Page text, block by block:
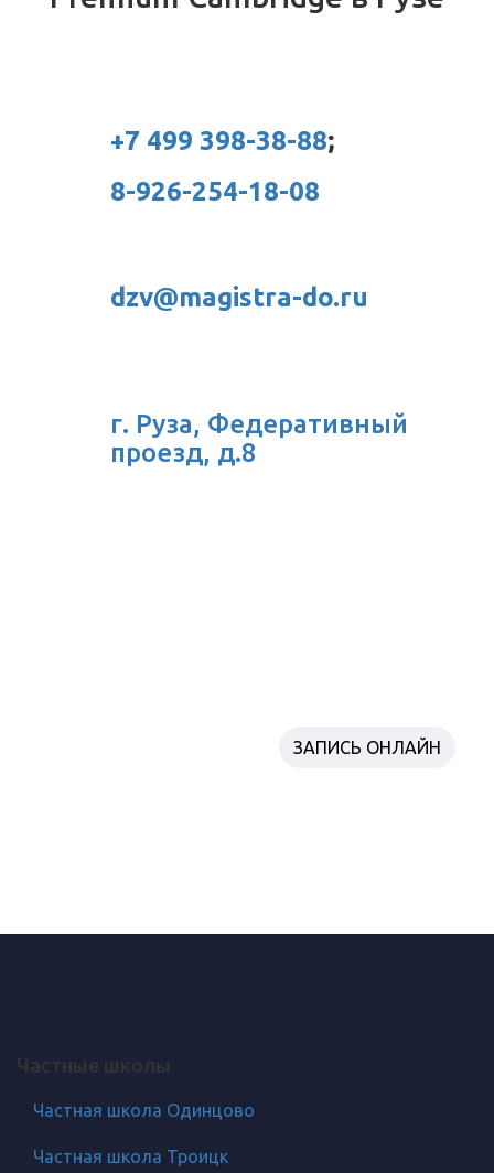
+7 499 398-38-88;
8-926-254-18-08
dzv@magistra-do.ru
г. Руза, Федеративный
проезд, д.8
ЗАПИСЬ ОНЛАЙН
Частные школы
Частная школа Одинцово
Частная школа Троицк